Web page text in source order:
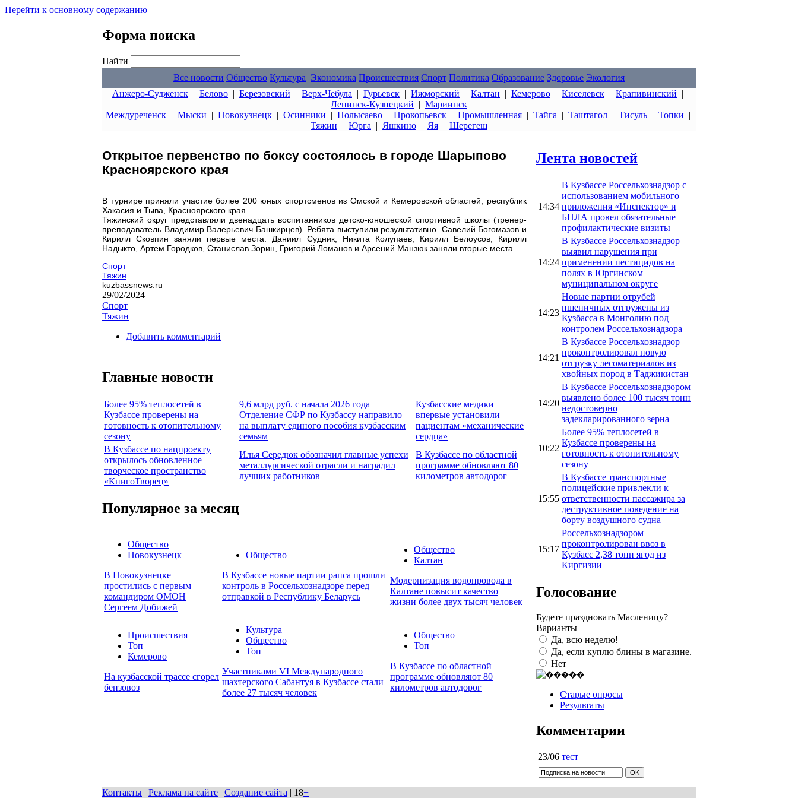
Перейти к основному содержанию
Форма поиска
Найти
Все новости Общество Культура Экономика Происшествия Спорт Политика Образование Здоровье Экология
Анжеро-Судженск | Белово | Березовский | Верх-Чебула | Гурьевск | Ижморский | Калтан | Кемерово | Киселевск | Крапивинский |
Ленинск-Кузнецкий | Мариинск
Междуреченск| Мыски | Новокузнецк| Осинники | Полысаево| Прокопьевск| Промышленная| Тайга | Таштагол| Тисуль| Топки |
Тяжин | Юрга | Яшкино | Яя | Шерегеш
Открытое первенство по боксу состоялось в городе Шарыпово
Красноярского края
В турнире приняли участие более 200 юных спортсменов из Омской и Кемеровской областей, республик
Хакасия и Тыва, Красноярского края.
Тяжинский округ представляли двенадцать воспитанников детско-юношеской спортивной школы (тренер-
преподаватель Владимир Валерьевич Башкирцев). Ребята выступили результативно. Савелий Богомазов и
Кирилл Сковпин заняли первые места. Даниил Судник, Никита Колупаев, Кирилл Белоусов, Кирилл
Надыкто, Артем Городков, Станислав Зорин, Григорий Ломанов и Арсений Манзюк заняли вторые места.
Спорт
Тяжин
kuzbassnews.ru
29/02/2024
Спорт
Тяжин
Добавить комментарий
Главные новости
Более 95% теплосетей в
Кузбассе проверены на
готовность к отопительному
сезону
9,6 млрд руб. с начала 2026 года
Отделение СФР по Кузбассу направило
на выплату единого пособия кузбасским
семьям
Кузбасские медики
впервые установили
пациентам «механические
сердца»
В Кузбассе по нацпроекту
открылось обновленное
творческое пространство
«КнигоТворец»
Илья Середюк обозначил главные успехи
металлургической отрасли и наградил
лучших работников
В Кузбассе по областной
программе обновляют 80
километров автодорог
Популярное за месяц
Общество
Новокузнецк
В Новокузнецке
простились с первым
командиром ОМОН
Сергеем Добижей
Общество
В Кузбассе новые партии рапса прошли
контроль в Россельхознадзоре перед
отправкой в Республику Беларусь
Общество
Калтан
Модернизация водопровода в
Калтане повысит качество
жизни более двух тысяч человек
Происшествия
Топ
Кемерово
На кузбасской трассе сгорел
бензовоз
Культура
Общество
Топ
Участниками VI Международного
шахтерского Сабантуя в Кузбассе стали
более 27 тысяч человек
Общество
Топ
В Кузбассе по областной
программе обновляют 80
километров автодорог
Лента новостей
14:34
В Кузбассе Россельхознадзор с
использованием мобильного
приложения «Инспектор» и
БПЛА провел обязательные
профилактические визиты
14:24
В Кузбассе Россельхознадзор
выявил нарушения при
применении пестицидов на
полях в Юргинском
муниципальном округе
14:23
Новые партии отрубей
пшеничных отгружены из
Кузбасса в Монголию под
контролем Россельхознадзора
14:21
В Кузбассе Россельхознадзор
проконтролировал новую
отгрузку лесоматериалов из
хвойных пород в Таджикистан
14:20
В Кузбассе Россельхознадзором
выявлено более 100 тысяч тонн
недостоверно
задекларированного зерна
10:22
Более 95% теплосетей в
Кузбассе проверены на
готовность к отопительному
сезону
15:55
В Кузбассе транспортные
полицейские привлекли к
ответственности пассажира за
деструктивное поведение на
борту воздушного судна
15:17
Россельхознадзором
проконтролирован ввоз в
Кузбасс 2,38 тонн ягод из
Киргизии
Голосование
Будете праздновать Масленицу?
Варианты
Да, всю неделю!
Да, если куплю блины в магазине.
Нет
Старые опросы
Результаты
Комментарии
23/06 тест
Контакты | Реклама на сайте | Создание сайта | 18+